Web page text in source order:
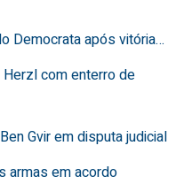
Democrata após vitória…
com enterro de
Gvir em disputa judicial
armas em acordo